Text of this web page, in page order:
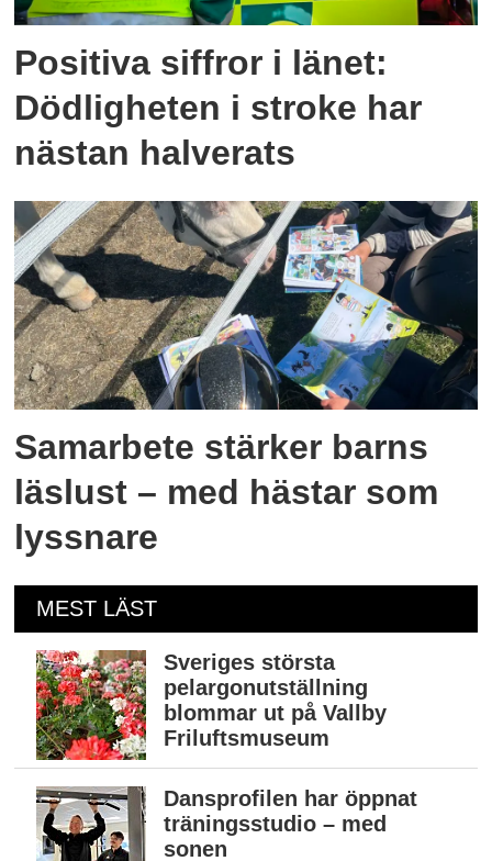
Positiva siffror i länet:
Dödligheten i stroke har
nästan halverats
Samarbete stärker barns
läslust – med hästar som
lyssnare
MEST LÄST
Sveriges största
pelargonutställning
blommar ut på Vallby
Friluftsmuseum
Dansprofilen har öppnat
träningsstudio – med
sonen